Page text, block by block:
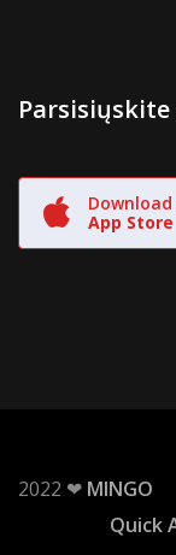
App Store
2022 ❤ MINGO
Quick